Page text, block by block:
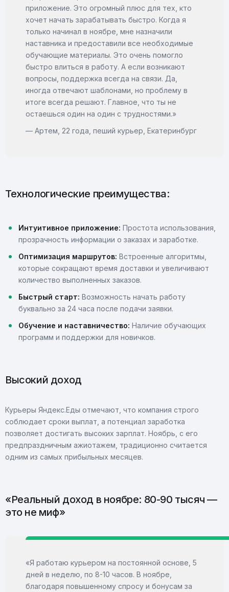
приложение. Это огромный плюс для тех, кто
хочет начать зарабатывать быстро. Когда я
только начинал в ноябре, мне назначили
наставника и предоставили все необходимые
обучающие материалы. Это очень помогло
быстро влиться в работу. А если возникают
вопросы, поддержка всегда на связи. Да,
иногда отвечают шаблонами, но проблему в
итоге всегда решают. Главное, что ты не
остаешься один на один с трудностями.»
— Артем, 22 года, пеший курьер, Екатеринбург
Технологические преимущества:
Интуитивное приложение: Простота использования,
прозрачность информации о заказах и заработке.
Оптимизация маршрутов: Встроенные алгоритмы,
которые сокращают время доставки и увеличивают
количество выполненных заказов.
Быстрый старт: Возможность начать работу
буквально за 24 часа после подачи заявки.
Обучение и наставничество: Наличие обучающих
программ и поддержки для новичков.
Высокий доход
Курьеры Яндекс.Еды отмечают, что компания строго
соблюдает сроки выплат, а потенциал заработка
позволяет достигать высоких зарплат. Ноябрь, с его
предпраздничным ажиотажем, традиционно считается
одним из самых прибыльных месяцев.
«Реальный доход в ноябре: 80-90 тысяч —
это не миф»
«Я работаю курьером на постоянной основе, 5
дней в неделю, по 8-10 часов. В ноябре,
благодаря повышенному спросу и бонусам за